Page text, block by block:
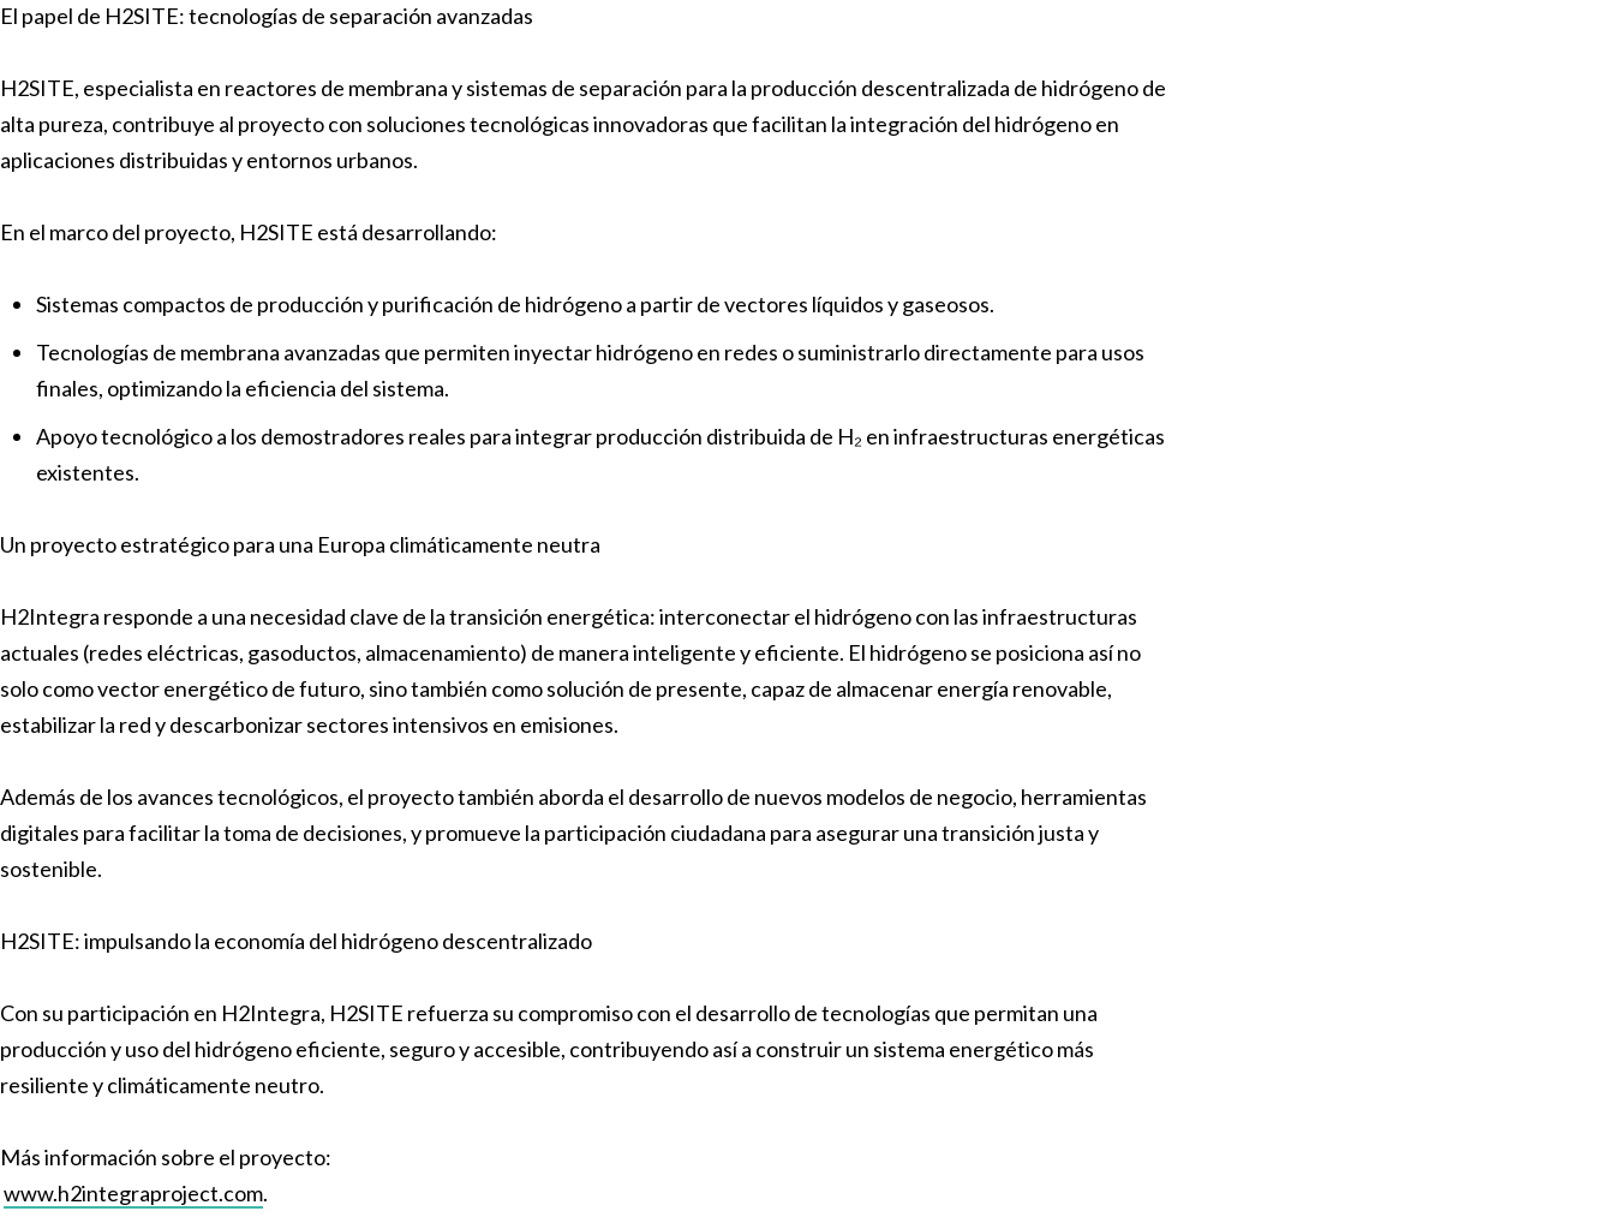
El papel de H2SITE: tecnologías de separación avanzadas
H2SITE, especialista en reactores de membrana y sistemas de separación para la producción descentralizada de hidrógeno de
alta pureza, contribuye al proyecto con soluciones tecnológicas innovadoras que facilitan la integración del hidrógeno en
aplicaciones distribuidas y entornos urbanos.
En el marco del proyecto, H2SITE está desarrollando:
Sistemas compactos de producción y purificación de hidrógeno a partir de vectores líquidos y gaseosos.
Tecnologías de membrana avanzadas que permiten inyectar hidrógeno en redes o suministrarlo directamente para usos
finales, optimizando la eficiencia del sistema.
Apoyo tecnológico a los demostradores reales para integrar producción distribuida de H₂ en infraestructuras energéticas
existentes.
Un proyecto estratégico para una Europa climáticamente neutra
H2Integra responde a una necesidad clave de la transición energética: interconectar el hidrógeno con las infraestructuras
actuales (redes eléctricas, gasoductos, almacenamiento) de manera inteligente y eficiente. El hidrógeno se posiciona así no
solo como vector energético de futuro, sino también como solución de presente, capaz de almacenar energía renovable,
estabilizar la red y descarbonizar sectores intensivos en emisiones.
Además de los avances tecnológicos, el proyecto también aborda el desarrollo de nuevos modelos de negocio, herramientas
digitales para facilitar la toma de decisiones, y promueve la participación ciudadana para asegurar una transición justa y
sostenible.
H2SITE: impulsando la economía del hidrógeno descentralizado
Con su participación en H2Integra, H2SITE refuerza su compromiso con el desarrollo de tecnologías que permitan una
producción y uso del hidrógeno eficiente, seguro y accesible, contribuyendo así a construir un sistema energético más
resiliente y climáticamente neutro.
Más información sobre el proyecto:
www.h2integraproject.com.